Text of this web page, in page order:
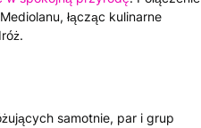
łącząc kulinarne
samotnie, par i grup